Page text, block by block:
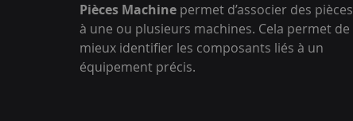
Pièces Machine permet d’associer des pièces
à une ou plusieurs machines. Cela permet de
mieux identifier les composants liés à un
équipement précis.